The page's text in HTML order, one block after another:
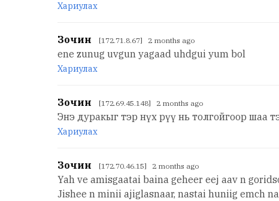
Хариулах
Зочин [172.71.8.67] 2 months ago
ene zunug uvgun yagaad uhdgui yum bol
Хариулах
Зочин [172.69.45.148] 2 months ago
Энэ дуракыг тэр нүх рүү нь толгойгоор шаа
Хариулах
Зочин [172.70.46.15] 2 months ago
Yah ve amisgaatai baina geheer eej aav n
Jishee n minii ajiglasnaar, nastai huniig emch